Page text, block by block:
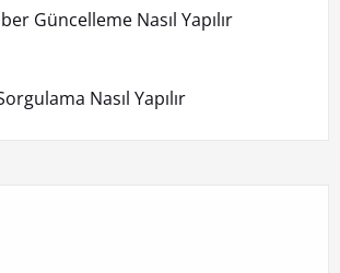
Güncelleme Nasıl Yapılır
Nasıl Yapılır